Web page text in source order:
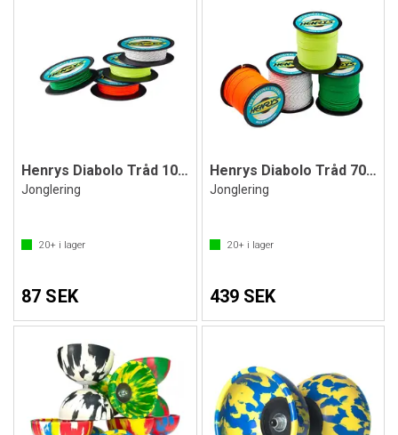
Henrys Diabolo Tråd 10 m
Jonglering
20+ i lager
87 SEK
Henrys Diabolo Tråd 70 m
Jonglering
20+i lager
439 SEK